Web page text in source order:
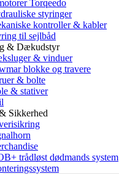
Torqeedo
styringer
kontroller & kabler
til sejlbåd
& Dækudstyr
& vinduer
blokke og travere
& bolte
& stativer
Sikkerhed
trådløst dødmands system